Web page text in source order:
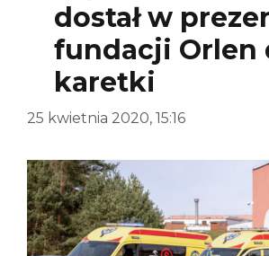
dostał w
fundacji Orlen
karetki
25 kwietnia 2020, 15:16